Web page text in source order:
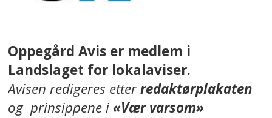
Oppegård Avis er medlem i
Landslaget for lokalaviser.
Avisen redigeres etterredaktørplakaten
og prinsippene i«Vær varsom»